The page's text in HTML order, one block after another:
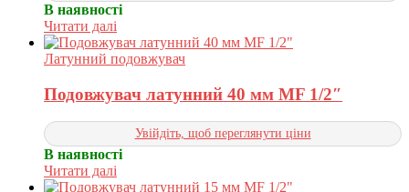
В наявності
Читати далі
Латунний подовжувач
Подовжувач латунний 40 мм MF 1/2″
Увійдіть, щоб переглянути ціни
В наявності
Читати далі